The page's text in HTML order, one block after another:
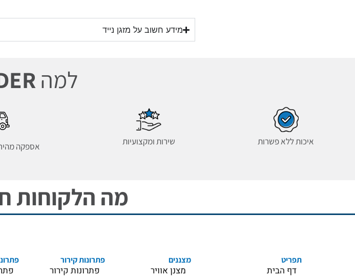
מידע חשוב על מזגן נייד
למה
איכות ללא פשרות שירות ומקצועיות אספקה
מה הלקוחות
תפריט
דף הבית
מצננים
מצנן אוויר
פתרונות קירור
פתרונות קירור